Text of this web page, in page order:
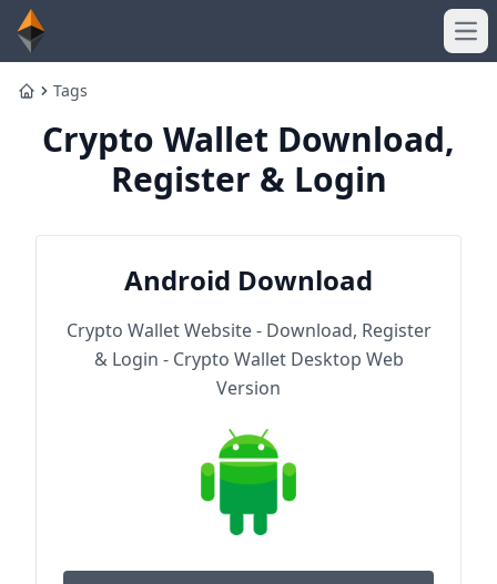
HomeTags
Crypto Wallet Download,
Register & Login
Android Download
Crypto Wallet Website - Download, Register
& Login - Crypto Wallet Desktop Web
Version